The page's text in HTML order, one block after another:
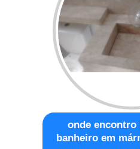
onde encontro
banheiro em